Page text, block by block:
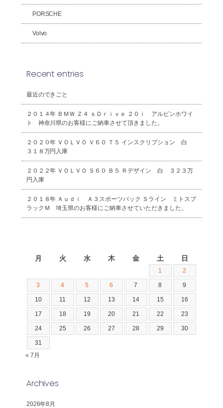
PORSCHE
Volvo
Recent entries
最近のできごと
２０１４年 ＢＭＷ Ｚ４ ｓＤｒｉｖｅ ２０ｉ アルピンホワイ
ト 神奈川県のお客様にご納車させて頂きました。
２０２０年 ＶＯＬＶＯ Ｖ６０ Ｔ５ インスクリプション 白
３１８万円入庫
２０２２年 ＶＯＬＶＯ Ｓ６０ Ｂ５ Ｒデザイン 白 ３２３万
円入庫
２０１８年 Ａｕｄｉ Ａ３スポーツバック Ｓライン ミトスブ
ラックＭ 埼玉県のお客様にご納車させていただきました。
月 火 水 木 金 土 日
1 2
3 4 5 6 7 8 9
10 11 12 13 14 15 16
17 18 19 20 21 22 23
24 25 26 27 28 29 30
31
« 7月
Archives
2026年8月